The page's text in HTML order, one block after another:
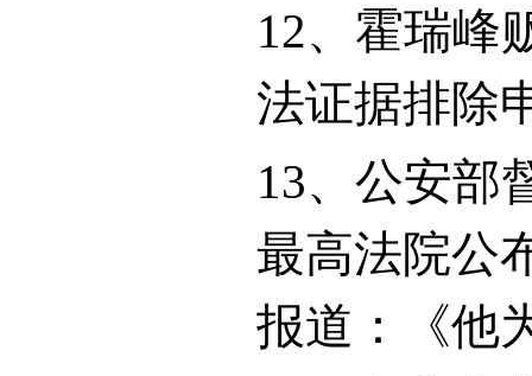
12、霍瑞峰
法证据排除
13、公安部
最高法院公
报道：《他